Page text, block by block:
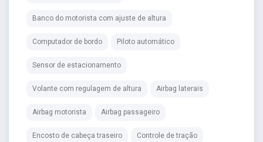
Banco do motorista com ajuste de altura
Computador de bordo Piloto automático
Sensor de estacionamento
Volante com regulagem de altura Airbag laterais
Airbag motorista Airbag passageiro
Encosto de cabeça traseiro Controle de tração